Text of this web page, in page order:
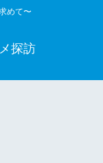
めて〜
探訪